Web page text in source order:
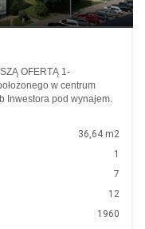
OFERTĄ 1-
w centrum
Inwestora pod wynajem.
36,64 m2
1
7
12
1960